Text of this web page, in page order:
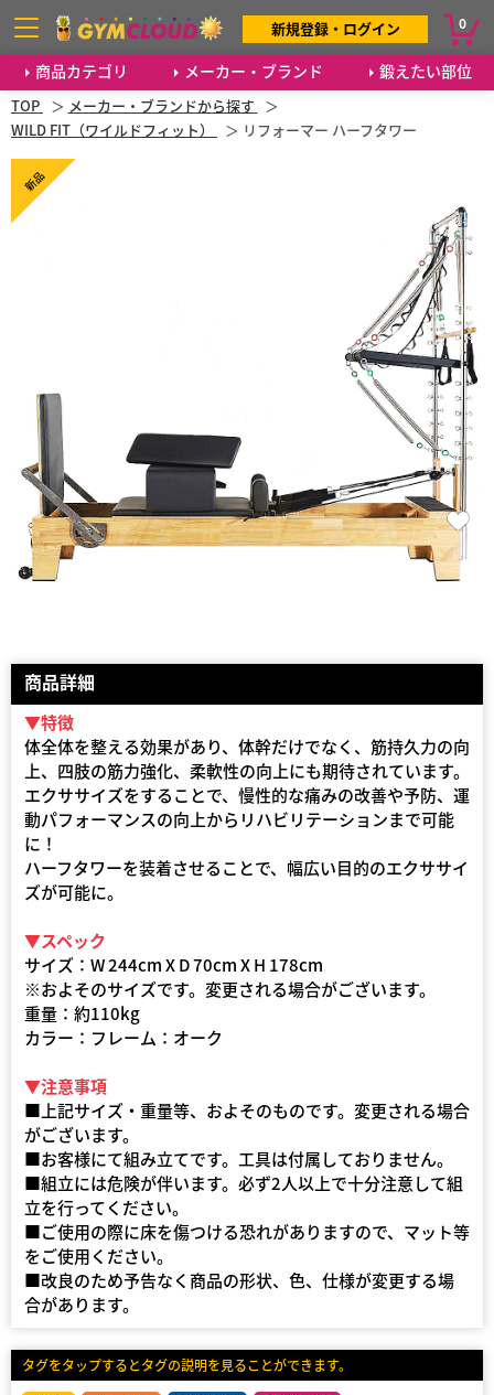
商品カテゴリ メーカー・ブランド 鍛えたい部位
新規登録・ログイン 0
TOP
メーカー・ブランドから探す
WILD FIT（ワイルドフィット）
リフォーマー ハーフタワー
新品
商品詳細
▼特徴
体全体を整える効果があり、体幹だけでなく、筋持久力の向
上、四肢の筋力強化、柔軟性の向上にも期待されています。
エクササイズをすることで、慢性的な痛みの改善や予防、運
動パフォーマンスの向上からリハビリテーションまで可能
に！
ハーフタワーを装着させることで、幅広い目的のエクササイ
ズが可能に。
▼スペック
サイズ：W 244cm X D 70cm X H 178cm
※およそのサイズです。変更される場合がございます。
重量：約110kg
カラー：フレーム：オーク
▼注意事項
■上記サイズ・重量等、およそのものです。変更される場合
がございます。
■お客様にて組み立てです。工具は付属しておりません。
■組立には危険が伴います。必ず2人以上で十分注意して組
立を行ってください。
■ご使用の際に床を傷つける恐れがありますので、マット等
をご使用ください。
■改良のため予告なく商品の形状、色、仕様が変更する場
合があります。
タグをタップするとタグの説明を見ることができます。